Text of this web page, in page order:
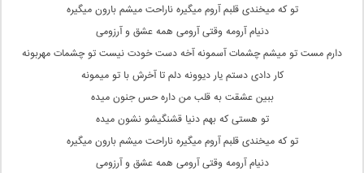
تو که میخندی قلبم آروم میگیره ناراحت میشم بارون میگیره
دنیام آرومه وقتی آرومی همه عشق و آرزومی
دارم مست تو میشم چشمات آسمونه آخه دست خودت نیست تو چشمات مهربونه
کار دادی دستم یار دیوونه دلم تا آخرش با تو میمونه
ببین عشقت به قلب من داره حس جنون میده
تو هستی که بهم دنیا قشنگیشو نشون میده
تو که میخندی قلبم آروم میگیره ناراحت میشم بارون میگیره
دنیام آرومه وقتی آرومی همه عشق و آرزومی